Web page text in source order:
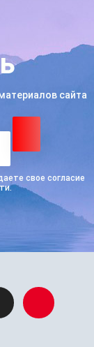
сайта
свое согласие